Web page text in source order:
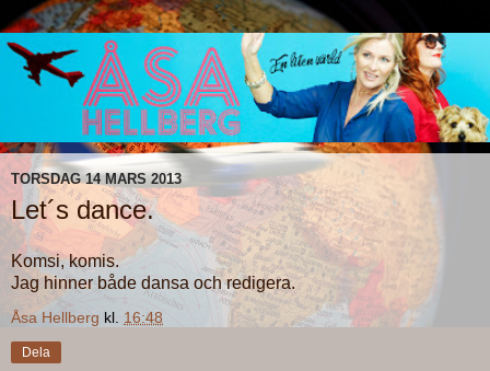
TORSDAG 14 MARS 2013
Let´s dance.
Komsi, komis.
Jag hinner både dansa och redigera.
Åsa Hellberg kl. 16:48
Dela